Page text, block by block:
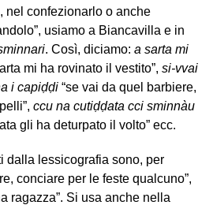
nel confezionarlo o anche
usiamo a Biancavilla e in
. Così, diciamo: a sarta mi
mi ha rovinato il vestito”, si-vvai
i capiḍḍi“se vai da quel barbiere,
ccu na cutiḍḍata cci sminnàu
gli ha deturpato il volto” ecc.
dalla lessicografia sono, per
conciare per le feste qualcuno”,
ragazza”. Si usa anche nella